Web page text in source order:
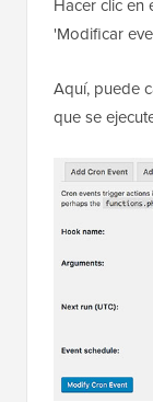
Hacer clic en
'Modificar
Aquí, puede
que se